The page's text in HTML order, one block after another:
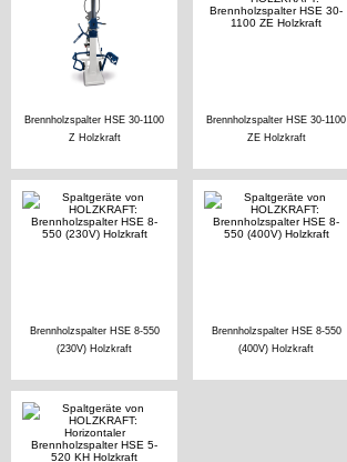
Brennholzspalter HSE 30-1100
Z Holzkraft
Brennholzspalter HSE 30-1100
ZE Holzkraft
Brennholzspalter HSE 8-550
(230V) Holzkraft
Brennholzspalter HSE 8-550
(400V) Holzkraft